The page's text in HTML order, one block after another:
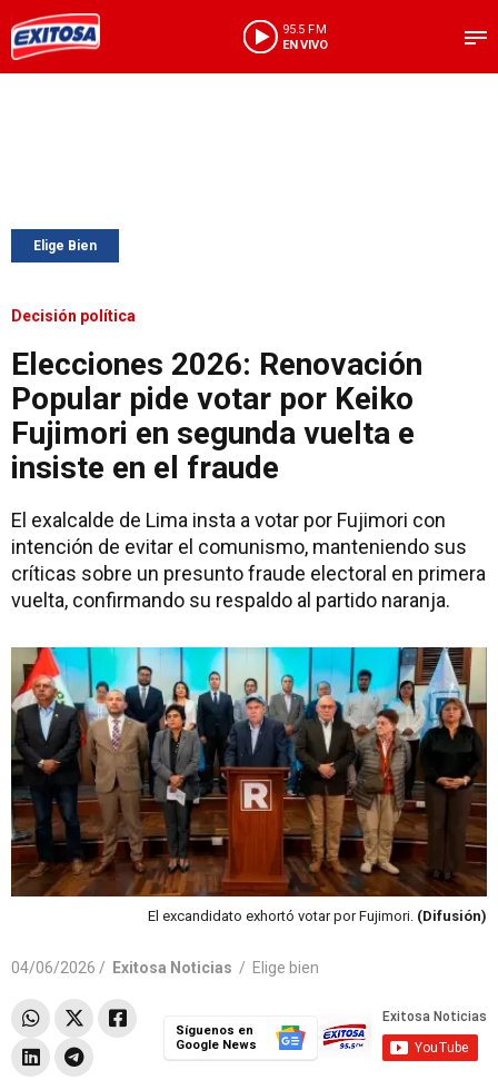
95.5 FM
EN VIVO
Elige Bien
Decisión política
Elecciones 2026: Renovación
Popular pide votar por Keiko
Fujimori en segunda vuelta e
insiste en el fraude
El exalcalde de Lima insta a votar por Fujimori con
intención de evitar el comunismo, manteniendo sus
críticas sobre un presunto fraude electoral en primera
vuelta, confirmando su respaldo al partido naranja.
El excandidato exhortó votar por Fujimori. (Difusión)
04/06/2026 / Exitosa Noticias / Elige bien
Síguenos en
Google News